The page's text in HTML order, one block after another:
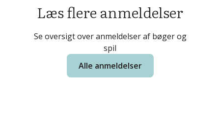
Læs flere anmeldelser
Se oversigt over anmeldelser af bøger og
spil
Alle anmeldelser